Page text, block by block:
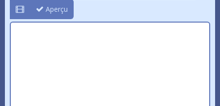
Aperçu